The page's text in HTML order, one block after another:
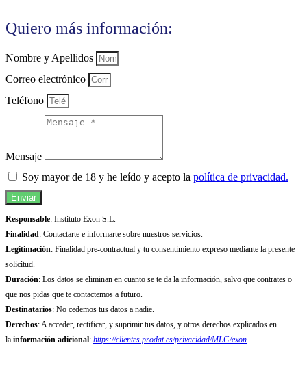
Quiero más información:
Nombre y Apellidos
Correo electrónico
Teléfono
Mensaje
Soy mayor de 18 y he leído y acepto la política de privacidad.
Enviar
Responsable: Instituto Exon S.L.
Finalidad: Contactarte e informarte sobre nuestros servicios.
Legitimación: Finalidad pre-contractual y tu consentimiento expreso mediante la presente
solicitud.
Duración: Los datos se eliminan en cuanto se te da la información, salvo que contrates o
que nos pidas que te contactemos a futuro.
Destinatarios: No cedemos tus datos a nadie.
Derechos: A acceder, rectificar, y suprimir tus datos, y otros derechos explicados en
la información adicional: https://clientes.prodat.es/privacidad/MLG/exon